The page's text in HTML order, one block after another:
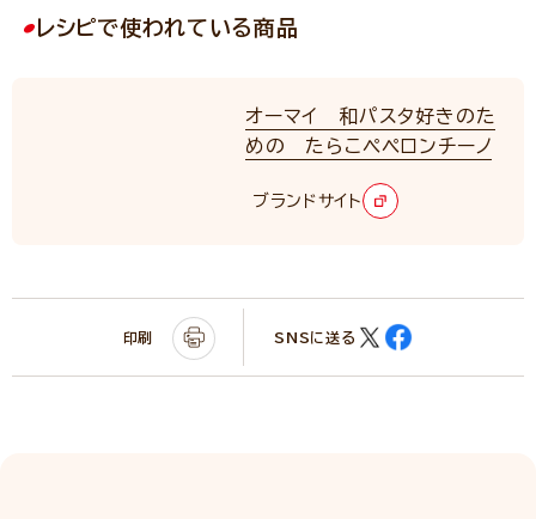
レシピで使われている商品
オーマイ 和パスタ好きのた
めの たらこペペロンチーノ
ブランドサイト
印刷 SNSに送る